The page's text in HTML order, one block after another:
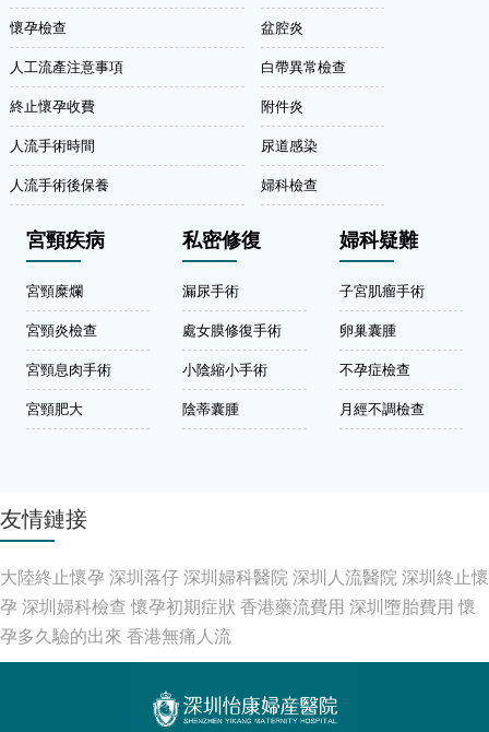
懷孕檢查
人工流產注意事項
終止懷孕收費
人流手術時間
人流手術後保養
盆腔炎
白帶異常檢查
附件炎
尿道感染
婦科檢查
宮頸疾病
宮頸糜爛
宮頸炎檢查
宮頸息肉手術
宮頸肥大
私密修復
漏尿手術
處女膜修復手術
小陰縮小手術
陰蒂囊腫
婦科疑難
子宮肌瘤手術
卵巢囊腫
不孕症檢查
月經不調檢查
友情鏈接
大陸終止懷孕 深圳落仔深圳婦科醫院深圳人流醫院深圳終止懷
孕 深圳婦科檢查 懷孕初期症狀 香港藥流費用 深圳墮胎費用 懷
孕多久驗的出來 香港無痛人流